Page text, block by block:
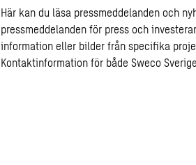
Här kan du läsa pressmeddelanden och
pressmeddelanden för press och
information eller bilder från specifika
Kontaktinformation för både Sweco